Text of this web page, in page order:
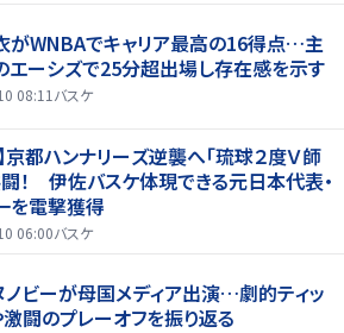
がWNBAでキャリア最高の16得点…主
エーシズで25分超出場し存在感を示す
08:11 バスケ
京都ハンナリーズ逆襲へ「琉球２度Ｖ師
闘！ 伊佐バスケ体現できる元日本代表・
を電撃獲得
06:00バスケ
ノビーが母国メディア出演…劇的ティッ
闘のプレーオフを振り返る